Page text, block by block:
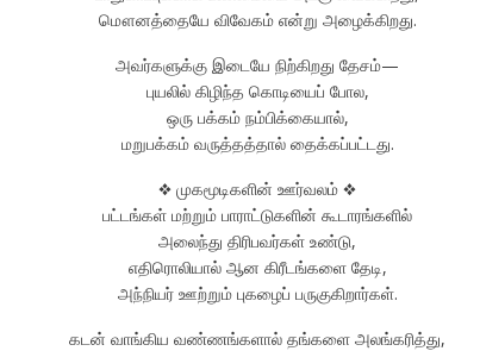
மௌனத்தையே விவேகம் என்று அழைக்கிறது.
அவர்களுக்கு இடையே நிற்கிறது தேசம்—
புயலில் கிழிந்த கொடியைப் போல,
ஒரு பக்கம் நம்பிக்கையால்,
மறுபக்கம் வருத்தத்தால் தைக்கப்பட்டது.
❖ முகமூடிகளின் ஊர்வலம் ❖
பட்டங்கள் மற்றும் பாராட்டுகளின் கூடாரங்களில்
அலைந்து திரிபவர்கள் உண்டு,
எதிரொலியால் ஆன கிரீடங்களை தேடி,
அந்நியர் ஊற்றும் புகழைப் பருகுகிறார்கள்.
கடன் வாங்கிய வண்ணங்களால் தங்களை அலங்கரித்து,